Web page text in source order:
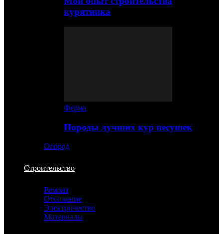
курятника
Ферма
Породы лучших кур несушек
Огород
Строительство
Ремонт
Отопление
Электричество
Материалы